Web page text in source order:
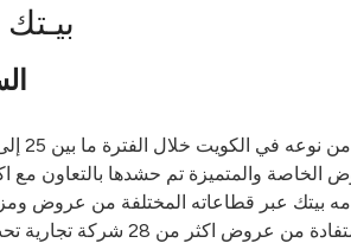
بيـتك
والمتميزة تم حشدها بالتعاون مع
يقدمه بيتك عبر قطاعاته المختلفة من
من 25 ألف سيدة خلال الأيام